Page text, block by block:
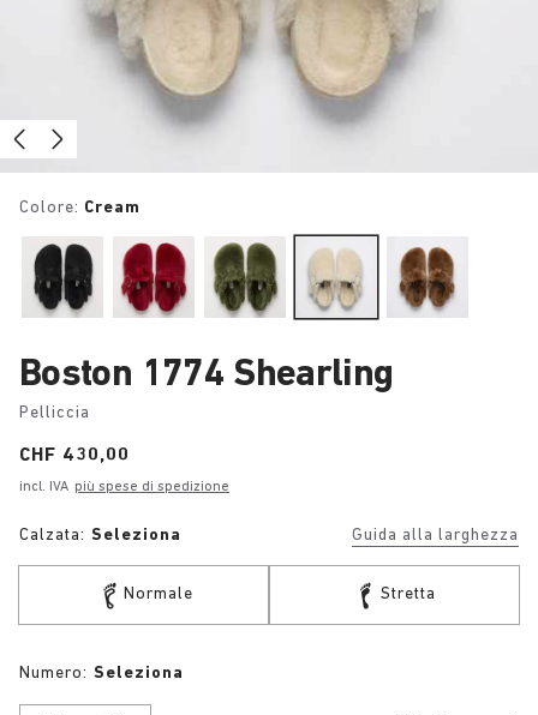
Colore: Cream
Boston 1774 Shearling
Pelliccia
Price:
CHF 430,00
incl. IVA più spese di spedizione
Calzata: Seleziona Guida alla larghezza
Normale Stretta
Numero: Seleziona